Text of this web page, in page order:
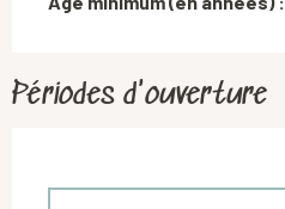
Périodes d'ouverture